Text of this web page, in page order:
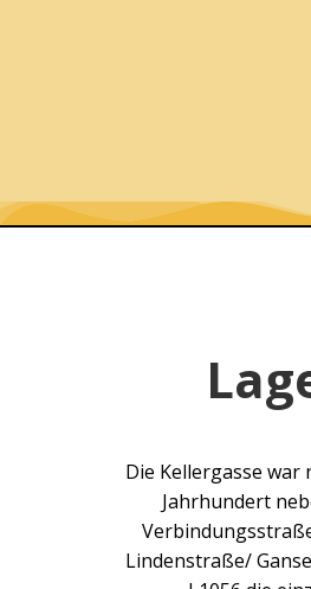
Die Kellergasse war
Jahrhundert
Lindenstraße/